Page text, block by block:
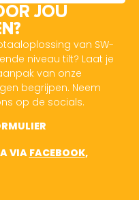
JOU
van SW-
niveau tilt? Laat je
van onze
begrijpen. Neem
op de socials.
VIA FACEBOOK,